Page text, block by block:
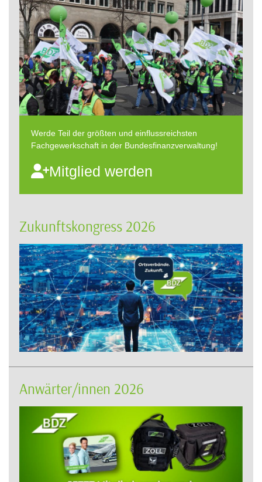
Werde Teil der größten und einflussreichsten
Fachgewerkschaft in der Bundesfinanzverwaltung!
Mitglied werden
Zukunftskongress 2026
Anwärter/innen 2026